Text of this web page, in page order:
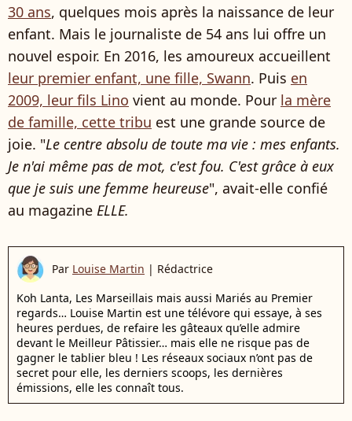
30 ans, quelques mois après la naissance de leur
enfant. Mais le journaliste de 54 ans lui offre un
nouvel espoir. En 2016, les amoureux accueillent
leur premier enfant, une fille, Swann. Puis en
2009, leur fils Lino vient au monde. Pour la mère
de famille, cette tribu est une grande source de
joie. "Le centre absolu de toute ma vie : mes enfants.
Je n'ai même pas de mot, c'est fou. C'est grâce à eux
que je suis une femme heureuse", avait-elle confié
au magazine ELLE.
Par Louise Martin | Rédactrice
Koh Lanta, Les Marseillais mais aussi Mariés au Premier
regards… Louise Martin est une télévore qui essaye, à ses
heures perdues, de refaire les gâteaux qu’elle admire
devant le Meilleur Pâtissier… mais elle ne risque pas de
gagner le tablier bleu ! Les réseaux sociaux n’ont pas de
secret pour elle, les derniers scoops, les dernières
émissions, elle les connaît tous.